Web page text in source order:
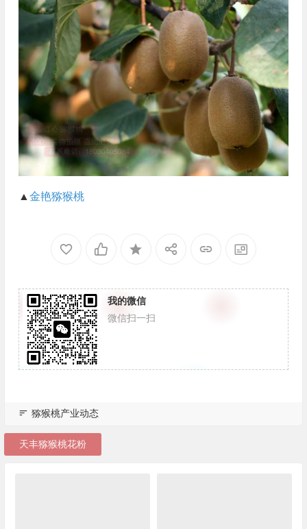
▲ 金艳猕猴桃
我的微信
微信扫一扫
猕猴桃产业动态
天丰猕猴桃花粉